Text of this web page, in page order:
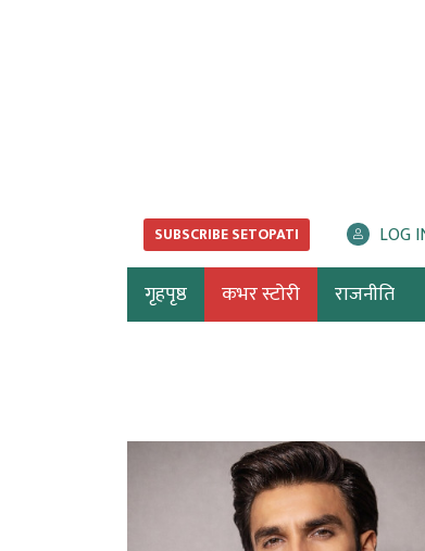
SUBSCRIBE SETOPATI LOG
गृहपृष्ठ कभर स्टोरी राजनीति